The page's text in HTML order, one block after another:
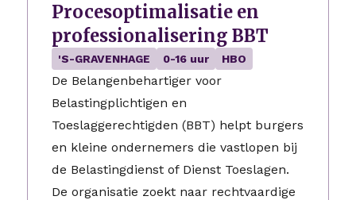
Procesoptimalisatie en
professionalisering BBT
'S-GRAVENHAGE 0-16 uur HBO
De Belangenbehartiger voor
Belastingplichtigen en
Toeslaggerechtigden (BBT) helpt burgers
en kleine ondernemers die vastlopen bij
de Belastingdienst of Dienst Toeslagen.
De organisatie zoekt naar rechtvaardige